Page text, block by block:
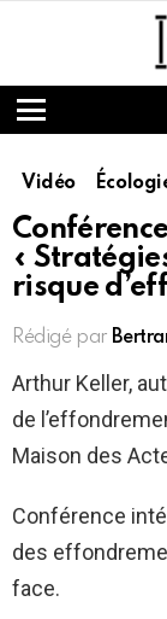
Menu
Vidéo
«
risque
Rédigé par
Arthur Keller,
de
Maison des
Conférence
des
face.